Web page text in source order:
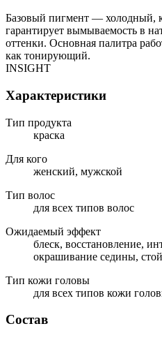
Базовый пигмент — холодный,
гарантирует вымываемость в
оттенки. Основная палитра
как тонирующий.
INSIGHT
Характеристики
Тип продукта
краска
Для кого
женский, мужской
Тип волос
для всех типов волос
Ожидаемый эффект
блеск, восстановление,
окрашивание седины,
Тип кожи головы
для всех типов кожи
Состав